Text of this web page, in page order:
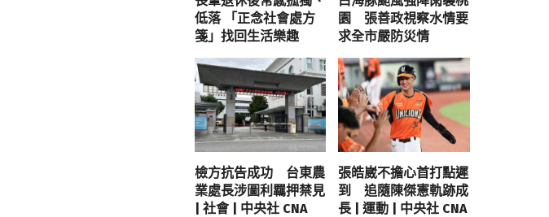
低落 「正念社會處方
箋」找回生活樂趣
園 張善政視察水情要
求全市嚴防災情
檢方抗告成功 台東農
業處長涉圖利羈押禁見
| 社會 | 中央社 CNA
張皓崴不擔心首打點遲
到 追隨陳傑憲軌跡成
長 | 運動 | 中央社 CNA